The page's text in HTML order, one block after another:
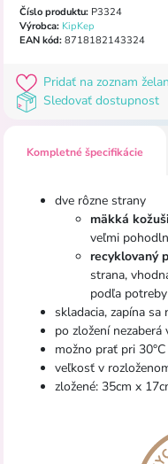
Číslo produktu:P3324
Výrobca: KipKep
EAN kód:8718182143324
Pridať na zoznam
Sledovať dostupnost
Kompletné špecifikácie
dve rôzne strany
mäkká
veľmi
recyklovaný
strana,
podľa
skladacia, zapína
po zložení
možno prať pri 30°C
veľkosť v
zložené: 35cm x